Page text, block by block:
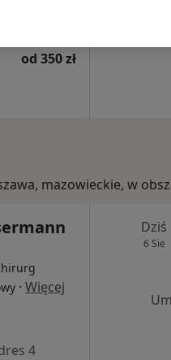
od 350 zł
mazowieckie, w
· Więcej
4
Dziś
6 Sie